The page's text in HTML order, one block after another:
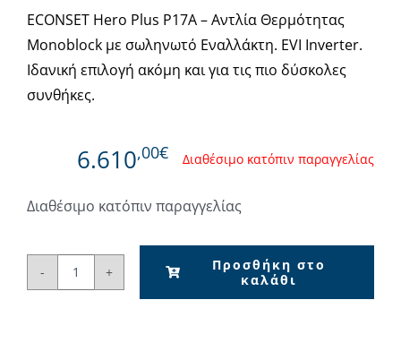
ECONSET Hero Plus P17A – Αντλία Θερμότητας
Monoblock με σωληνωτό Εναλλάκτη. EVI Inverter.
Ιδανική επιλογή ακόμη και για τις πιο δύσκολες
συνθήκες.
6.610,00€ Διαθέσιμο κατόπιν παραγγελίας
Διαθέσιμο κατόπιν παραγγελίας
ECONSET
Προσθήκη στο
καλάθι